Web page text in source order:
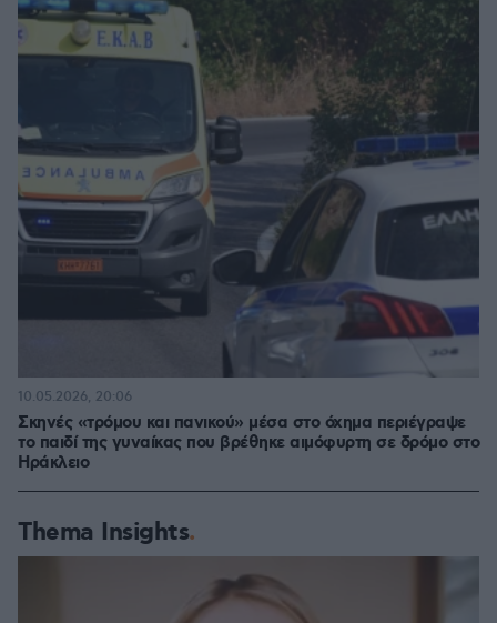
Σκηνές «τρόμου και πανικού» μέσα στο όχημα περιέγραψε
το παιδί της γυναίκας που βρέθηκε αιμόφυρτη σε δρόμο στο
Ηράκλειο
10.05.2026, 20:06
Thema Insights